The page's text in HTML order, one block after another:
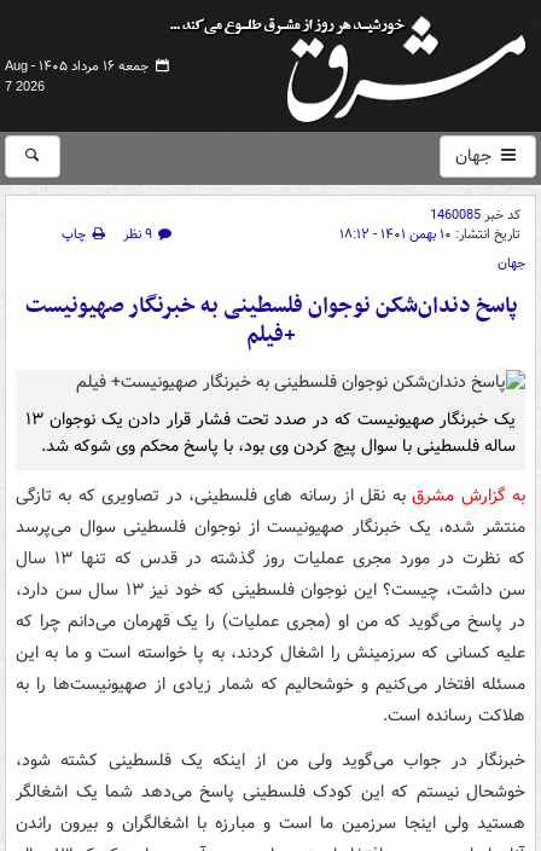
جمعه ۱۶ مرداد ۱۴۰۵ -
Aug
7 2026
جهان
کد خبر1460085
تاریخ انتشار: ۱۰ بهمن ۱۴۰۱ - ۱۸:۱۲ ۹ نظر
چاپ
جهان
پاسخ دندان‌شکن نوجوان فلسطینی به خبرنگار صهیونیست
+فیلم
یک خبرنگار صهیونیست که در صدد تحت فشار قرار دادن یک نوجوان ۱۳
ساله فلسطینی با سوال پیچ کردن وی بود، با پاسخ محکم وی شوکه شد.
به گزارش مشرقبه نقل از رسانه های فلسطینی، در تصاویری که به تازگی
منتشر شده، یک خبرنگار صهیونیست از نوجوان فلسطینی سوال می‌پرسد
که نظرت در مورد مجری عملیات روز گذشته در قدس که تنها ۱۳ سال
سن داشت، چیست؟ این نوجوان فلسطینی که خود نیز ۱۳ سال سن دارد،
در پاسخ می‌گوید که من او (مجری عملیات) را یک قهرمان می‌دانم چرا که
علیه کسانی که سرزمینش را اشغال کردند، به پا خواسته است و ما به این
مسئله افتخار می‌کنیم و خوشحالیم که شمار زیادی از صهیونیست‌ها را به
هلاکت رسانده است.
خبرنگار در جواب می‌گوید ولی من از اینکه یک فلسطینی کشته شود،
خوشحال نیستم که این کودک فلسطینی پاسخ می‌دهد شما یک اشغالگر
هستید ولی اینجا سرزمین ما است و مبارزه با اشغالگران و بیرون راندن